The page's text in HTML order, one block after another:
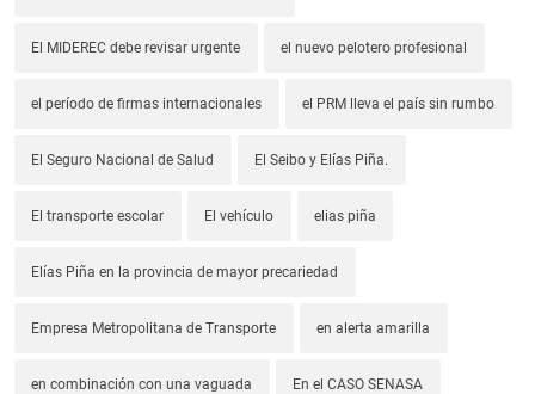
El MIDEREC debe revisar urgente el nuevo pelotero profesional
el período de firmas internacionales el PRM lleva el país sin rumbo
El Seguro Nacional de Salud El Seibo y Elías Piña.
El transporte escolar El vehículo elias piña
Elías Piña en la provincia de mayor precariedad
Empresa Metropolitana de Transporte en alerta amarilla
en combinación con una vaguada En el CASO SENASA